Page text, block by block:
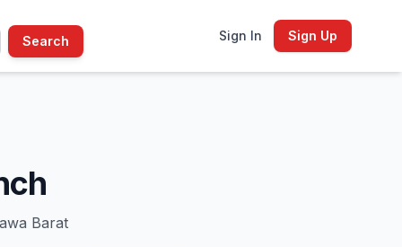
Search Sign In Sign Up
Barat